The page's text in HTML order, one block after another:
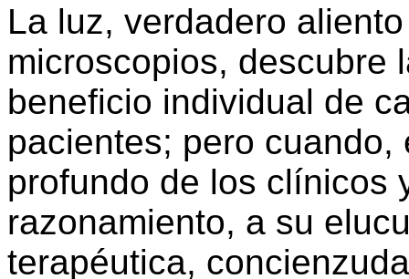
La luz, verdadero
microscopios, descubre
beneficio individual de
pacientes; pero
profundo de los clínicos
razonamiento, a su
terapéutica,